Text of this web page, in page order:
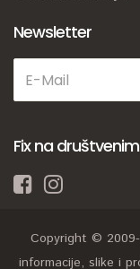
Newsletter
Fix na
Copyright © 2009-
informacije, slike i